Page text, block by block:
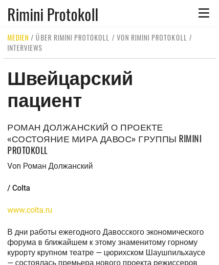
Toggle
Rimini Protokoll
MEDIEN /ÜBER RIMINI PROTOKOLL / VON RIMINI PROTOKOLL /
INTERVIEWS
Швейцарский
пациент
РОМАН ДОЛЖАНСКИЙ О ПРОЕКТЕ
«СОСТОЯНИЕ МИРА ДАВОС» ГРУППЫ RIMINI
PROTOKOLL
Von Роман Должанский
/ Colta
www.colta.ru
В дни работы ежегодного Давосского экономического
форума в ближайшем к этому знаменитому горному
курорту крупном театре — цюрихском Шаушпильхаусе
— состоялась премьера нового проекта режиссеров